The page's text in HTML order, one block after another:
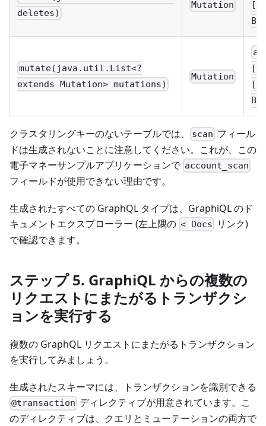
deletes)
Mutation
mutate(java.util.List<?
extends Mutation> mutations)
Mutation
クラスタリングキーのないテーブルでは、 scan フィール
ドは生成されないことに注意してください。これが、この
電子マネーサンプルアプリケーションで account_scan
フィールドが使用できない理由です。
生成されたすべての GraphQL タイプは、GraphiQL のド
キュメントエクスプローラー (左上隅の < Docs
リンク)
で確認できます。
ステップ 5. GraphiQL からの複数の
リクエストにまたがるトランザクシ
ョンを実行する
複数の GraphQL リクエストにまたがるトランザクション
を実行してみましょう。
生成されたスキーマには、トランザクションを識別できる
@transaction ディレクティブが用意されています。こ
のディレクティブは、クエリとミューテーションの両方で